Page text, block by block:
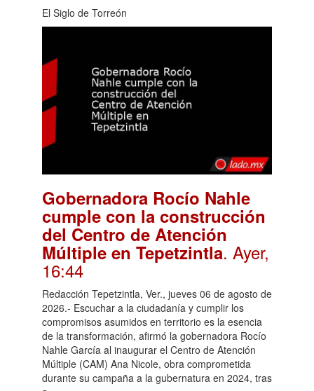
El Siglo de Torreón
Gobernadora Rocío Nahle
cumple con la construcción
del Centro de Atención
Múltiple en Tepetzintla. Ayer,
16:44
Redacción Tepetzintla, Ver., jueves 06 de agosto de
2026.- Escuchar a la ciudadanía y cumplir los
compromisos asumidos en territorio es la esencia
de la transformación, afirmó la gobernadora Rocío
Nahle García al inaugurar el Centro de Atención
Múltiple (CAM) Ana Nicole, obra comprometida
durante su campaña a la gubernatura en 2024, tras